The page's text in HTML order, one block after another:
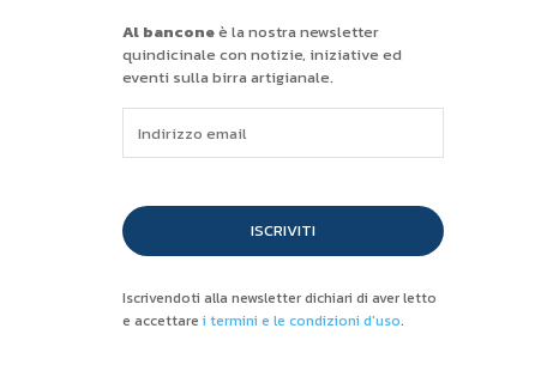
Al banconeè la nostra newsletter
quindicinale con notizie, iniziative ed
eventi sulla birra artigianale.
ISCRIVITI
Iscrivendoti alla newsletter dichiari di aver letto
e accettare i termini e le condizioni d'uso.